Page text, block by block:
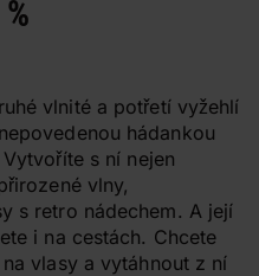
vlnité a potřetí vyžehlí
hádankou
s ní nejen
vlny,
s retro nádechem. A její
i na cestách. Chcete
vlasy a vytáhnout z ní